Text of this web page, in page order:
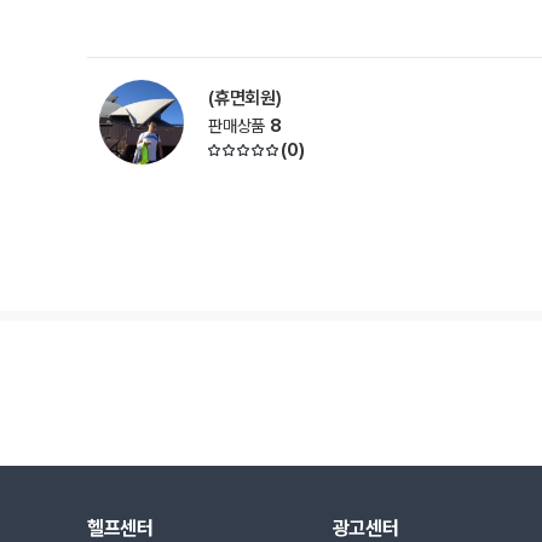
(휴면회원)
판매상품 8
(0)
헬프센터 광고센터